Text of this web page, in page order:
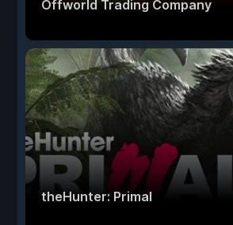
Offworld Trading Company
theHunter: Primal